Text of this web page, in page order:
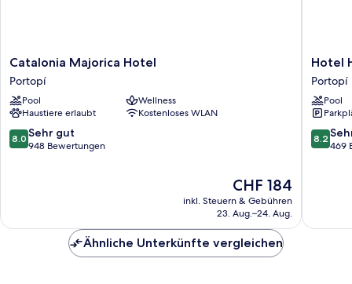
Catalonia
Majorica
Hotel
Portopí
Catalonia Majorica Hotel
Portopí
Pool
Wellness
Haustiere erlaubt
Kostenloses WLAN
8.0
von
8.0 Sehr gut
948 Bewertungen
Der
Preis
beträgt
CHF 184
inkl. Steuern & Gebühren
23. Aug.–24. Aug.
Hotel
Mallorca
Portopí
Hotel
Portopí
Pool
8.2
von
8.2
469
Ähnliche Unterkünfte vergleichen